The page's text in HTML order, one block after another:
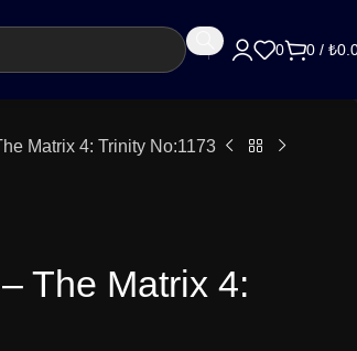
0 0 / ₺
Matrix 4: Trinity No:1173
The Matrix 4: